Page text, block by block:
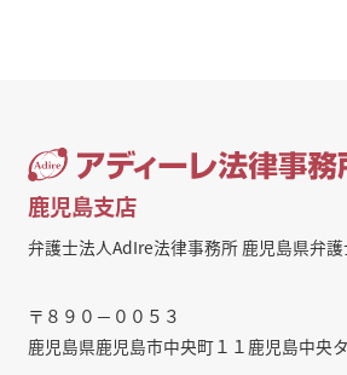
鹿児島支店
弁護士法人AdIre法律事務所 鹿児島県弁
〒８９０－００５３
鹿児島県鹿児島市中央町１１鹿児島中央